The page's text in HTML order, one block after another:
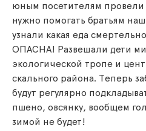
юным посетителям провели
нужно помогать братьям
узнали какая еда
ОПАСНА! Развешали дети
экологической тропе и
скального района. Теперь
будут регулярно
пшено, овсянку, вообщем
зимой не будет!